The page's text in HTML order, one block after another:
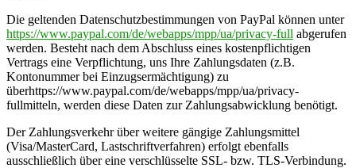
Die geltenden Datenschutzbestimmungen von PayPal können unter
https://www.paypal.com/de/webapps/mpp/ua/privacy-full abgerufen
werden. Besteht nach dem Abschluss eines kostenpflichtigen
Vertrags eine Verpflichtung, uns Ihre Zahlungsdaten (z.B.
Kontonummer bei Einzugsermächtigung) zu
überhttps://www.paypal.com/de/webapps/mpp/ua/privacy-
fullmitteln, werden diese Daten zur Zahlungsabwicklung benötigt.
Der Zahlungsverkehr über weitere gängige Zahlungsmittel
(Visa/MasterCard, Lastschriftverfahren) erfolgt ebenfalls
ausschließlich über eine verschlüsselte SSL- bzw. TLS-Verbindung.